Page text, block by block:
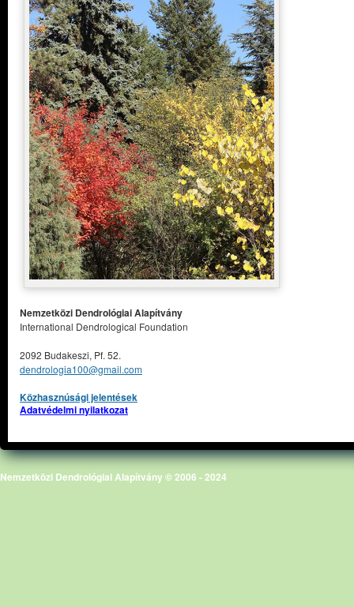
Nemzetközi Dendrológiai Alapítvány
International Dendrological Foundation
2092 Budakeszi, Pf. 52.
dendrologia100@gmail.com
Közhasznúsági jelentések
Adatvédelmi nyilatkozat
Nemzetközi Dendrológiai Alapítvány © 2006 - 2024